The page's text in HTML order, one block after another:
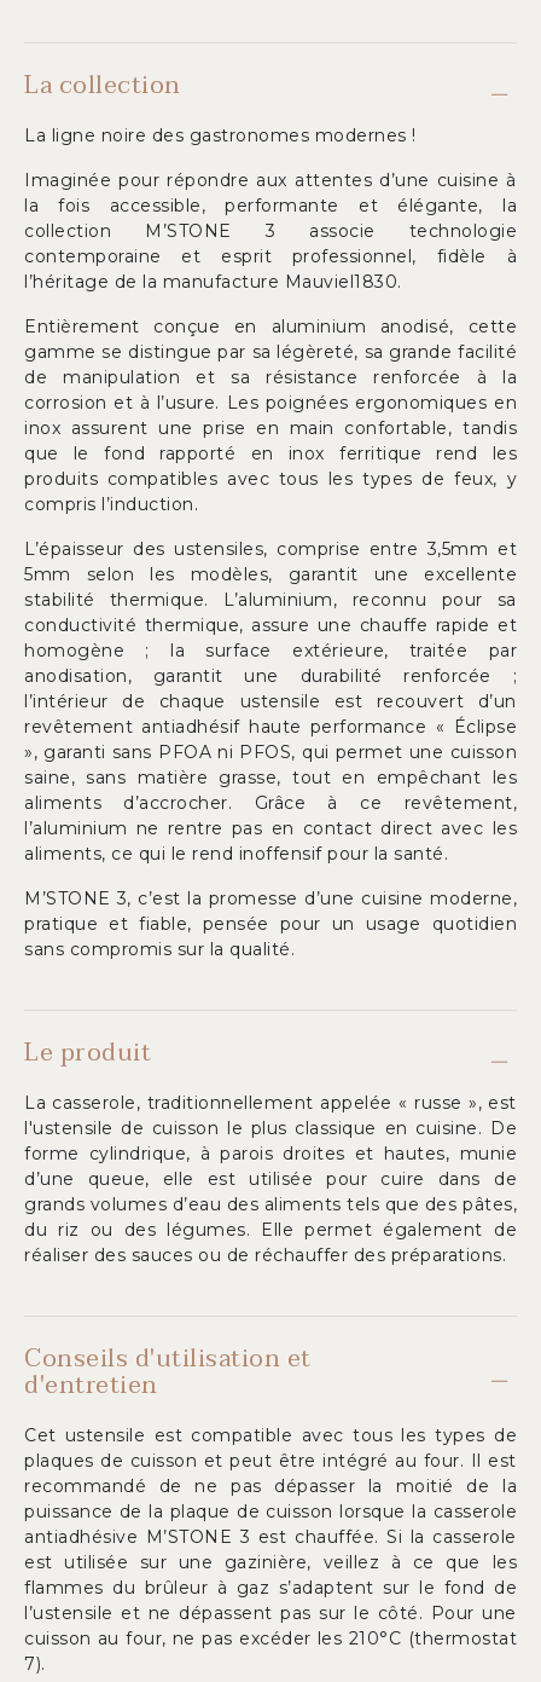
La collection
La ligne noire des gastronomes modernes !
Imaginée pour répondre aux attentes d’une cuisine à
la fois accessible, performante et élégante, la
collection M’STONE 3 associe technologie
contemporaine et esprit professionnel, fidèle à
l’héritage de la manufacture Mauviel1830.
Entièrement conçue en aluminium anodisé, cette
gamme se distingue par sa légèreté, sa grande facilité
de manipulation et sa résistance renforcée à la
corrosion et à l’usure. Les poignées ergonomiques en
inox assurent une prise en main confortable, tandis
que le fond rapporté en inox ferritique rend les
produits compatibles avec tous les types de feux, y
compris l’induction.
L’épaisseur des ustensiles, comprise entre 3,5mm et
5mm selon les modèles, garantit une excellente
stabilité thermique. L’aluminium, reconnu pour sa
conductivité thermique, assure une chauffe rapide et
homogène ; la surface extérieure, traitée par
anodisation, garantit une durabilité renforcée ;
l’intérieur de chaque ustensile est recouvert d’un
revêtement antiadhésif haute performance « Éclipse
», garanti sans PFOA ni PFOS, qui permet une cuisson
saine, sans matière grasse, tout en empêchant les
aliments d’accrocher. Grâce à ce revêtement,
l’aluminium ne rentre pas en contact direct avec les
aliments, ce qui le rend inoffensif pour la santé.
M’STONE 3, c’est la promesse d’une cuisine moderne,
pratique et fiable, pensée pour un usage quotidien
sans compromis sur la qualité.
Le produit
La casserole, traditionnellement appelée « russe », est
l'ustensile de cuisson le plus classique en cuisine. De
forme cylindrique, à parois droites et hautes, munie
d’une queue, elle est utilisée pour cuire dans de
grands volumes d’eau des aliments tels que des pâtes,
du riz ou des légumes. Elle permet également de
réaliser des sauces ou de réchauffer des préparations.
Conseils d'utilisation et
d'entretien
Cet ustensile est compatible avec tous les types de
plaques de cuisson et peut être intégré au four. Il est
recommandé de ne pas dépasser la moitié de la
puissance de la plaque de cuisson lorsque la casserole
antiadhésive M’STONE 3 est chauffée. Si la casserole
est utilisée sur une gazinière, veillez à ce que les
flammes du brûleur à gaz s’adaptent sur le fond de
l’ustensile et ne dépassent pas sur le côté. Pour une
cuisson au four, ne pas excéder les 210°C (thermostat
7).